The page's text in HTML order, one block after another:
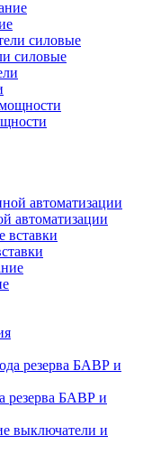
cиловые
автоматизации
резерва БАВР и